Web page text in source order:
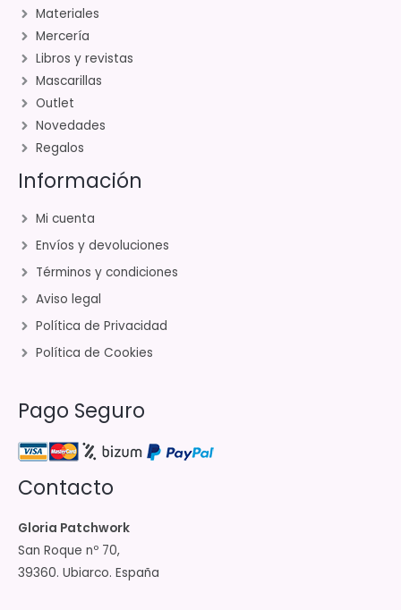
Materiales
Mercería
Libros y revistas
Mascarillas
Outlet
Novedades
Regalos
Información
Mi cuenta
Envíos y devoluciones
Términos y condiciones
Aviso legal
Política de Privacidad
Política de Cookies
Pago Seguro
Contacto
Gloria Patchwork
San Roque nº 70,
39360. Ubiarco. España